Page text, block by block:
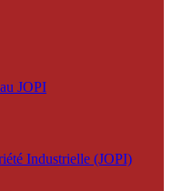
JOPI
Industrielle (JOPI)